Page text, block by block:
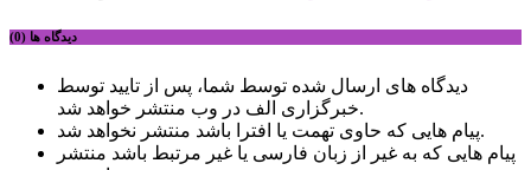
دیدگاه ها (0)
دیدگاه های ارسال شده توسط شما، پس از تایید توسط
خبرگزاری الف در وب منتشر خواهد شد.
پیام هایی که حاوی تهمت یا افترا باشد منتشر نخواهد شد.
پیام هایی که به غیر از زبان فارسی یا غیر مرتبط باشد منتشر